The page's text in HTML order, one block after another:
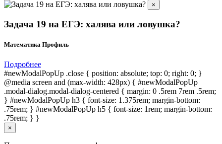
×
Задача 19 на ЕГЭ: халява или ловушка?
Математика Профиль
Подробнее
#newModalPopUp .close { position: absolute; top: 0; right: 0; }
@media screen and (max-width: 428px) { #newModalPopUp
.modal-dialog.modal-dialog-centered { margin: 0 .5rem 7rem .5rem;
} #newModalPopUp h3 { font-size: 1.375rem; margin-bottom:
.75rem; } #newModalPopUp h5 { font-size: 1rem; margin-bottom:
.75rem; } }
×